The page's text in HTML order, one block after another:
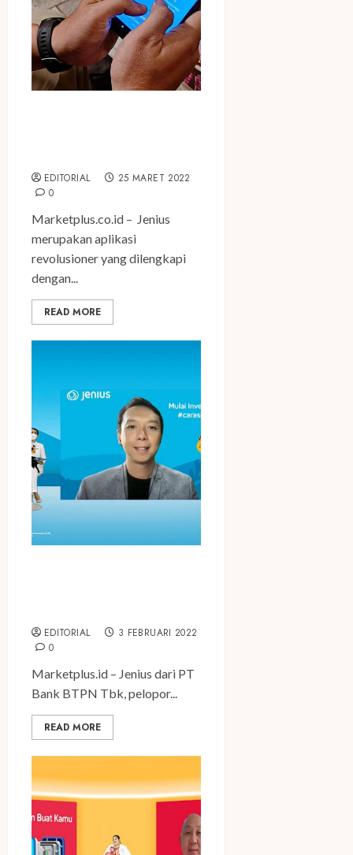
EDITORIAL
25 MARET 2022
0
Marketplus.co.id – Jenius
merupakan aplikasi
revolusioner yang dilengkapi
dengan...
READ MORE
EDITORIAL
3 FEBRUARI 2022
0
Marketplus.id – Jenius dari PT
Bank BTPN Tbk, pelopor...
READ MORE